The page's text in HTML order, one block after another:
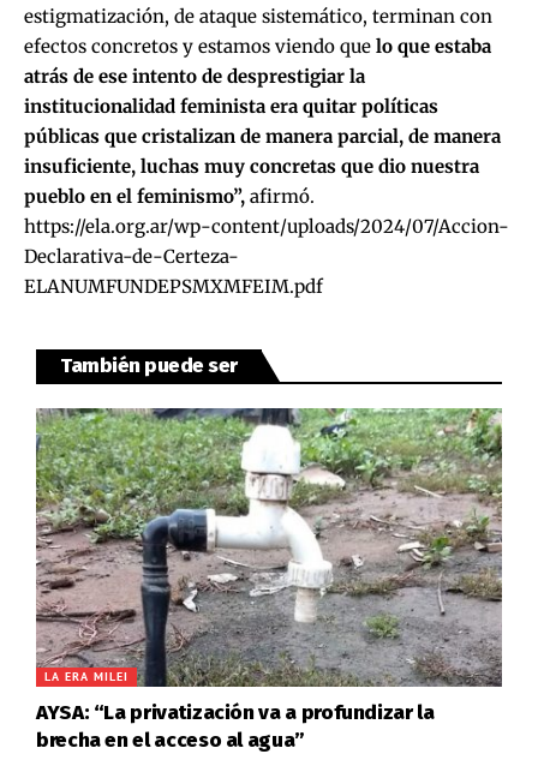
estigmatización, de ataque sistemático, terminan con
efectos concretos y estamos viendo que lo que estaba
atrás de ese intento de desprestigiar la
institucionalidad feminista era quitar políticas
públicas que cristalizan de manera parcial, de manera
insuficiente, luchas muy concretas que dio nuestra
pueblo en el feminismo”, afirmó.
https://ela.org.ar/wp-content/uploads/2024/07/Accion-
Declarativa-de-Certeza-
ELANUMFUNDEPSMXMFEIM.pdf
También puede ser
LA ERA MILEI
AYSA: “La privatización va a profundizar la
brecha en el acceso al agua”